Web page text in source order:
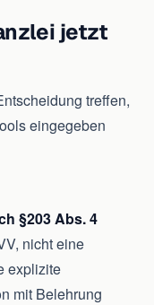
jetzt
treffen,
eingegeben
§203 Abs. 4
nicht eine
explizite
mit Belehrung